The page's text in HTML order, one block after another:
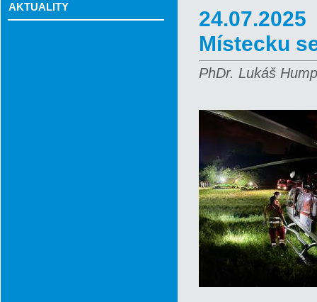
AKTUALITY
Místecku
PhDr. Lukáš